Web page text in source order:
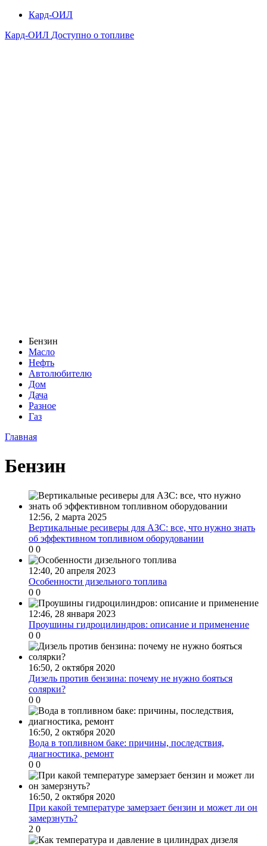
Кард-ОИЛ
Кард-ОИЛ Доступно о топливе
Бензин
Масло
Нефть
Автолюбителю
Дом
Дача
Разное
Газ
Главная
Бензин
12:56, 2 марта 2025
Вертикальные ресиверы для АЗС: все, что нужно знать
об эффективном топливном оборудовании
0 0
12:40, 20 апреля 2023
Особенности дизельного топлива
0 0
12:46, 28 января 2023
Проушины гидроцилиндров: описание и применение
0 0
16:50, 2 октября 2020
Дизель против бензина: почему не нужно бояться
солярки?
0 0
16:50, 2 октября 2020
Вода в топливном баке: причины, последствия,
диагностика, ремонт
0 0
16:50, 2 октября 2020
При какой температуре замерзает бензин и может ли он
замерзнуть?
2 0